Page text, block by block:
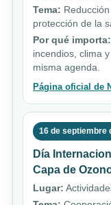
Tema:
protección de la
Por qué importa:
incendios, clima
misma agenda.
Página oficial de
16 de septiembre
Día
Capa de
Lugar: